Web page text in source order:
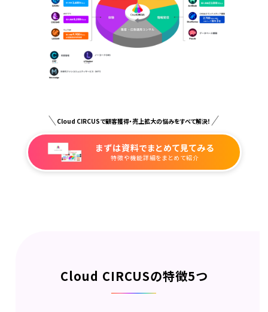
Cloud CIRCUSで顧客獲得・売上拡大の悩みをすべて解決！
まずは資料でまとめて見てみる
特徴や機能詳細をまとめて紹介
Cloud CIRCUSの特徴5つ